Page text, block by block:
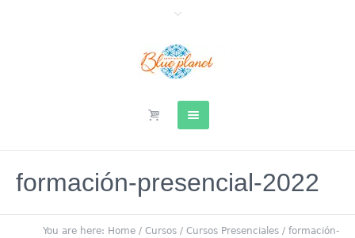
formación-presencial-2022
You are here: Home / Cursos / Cursos Presenciales / formación-